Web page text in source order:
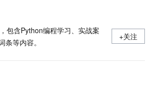
包含Python编程学习、实战案
条等内容。
+关注